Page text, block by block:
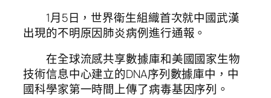
1月5日，世界衛生組織首次就中國武漢
出現的不明原因肺炎病例進行通報。
在全球流感共享數據庫和美國國家生物
技術信息中心建立的DNA序列數據庫中，中
國科學家第一時間上傳了病毒基因序列。